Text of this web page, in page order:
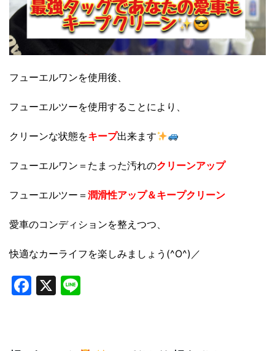
フューエルワンを使用後、
フューエルツーを使用することにより、
クリーンな状態をキープ出来ます
フューエルワン＝たまった汚れのクリーンアップ
フューエルツー＝ 潤滑性アップ＆キープクリーン
愛車のコンディションを整えつつ、
快適なカーライフを楽しみましょう(^O^)／
Facebook
X